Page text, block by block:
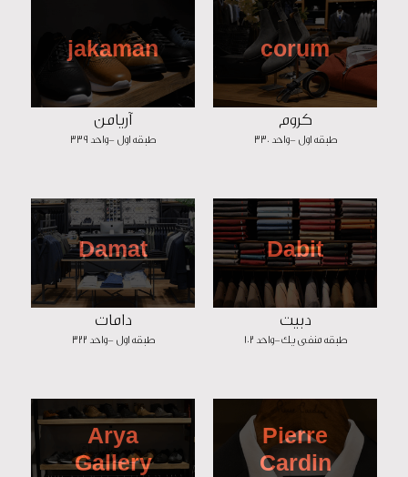
corum
کروم
طبقه اول -واحد 330
jakaman
آریامن
طبقه اول -واحد 339
Dabit
دبیت
طبقه منفی یک-واحد 102
Damat
دامات
طبقه اول -واحد 322
Pierre
Cardin
Arya
Gallery